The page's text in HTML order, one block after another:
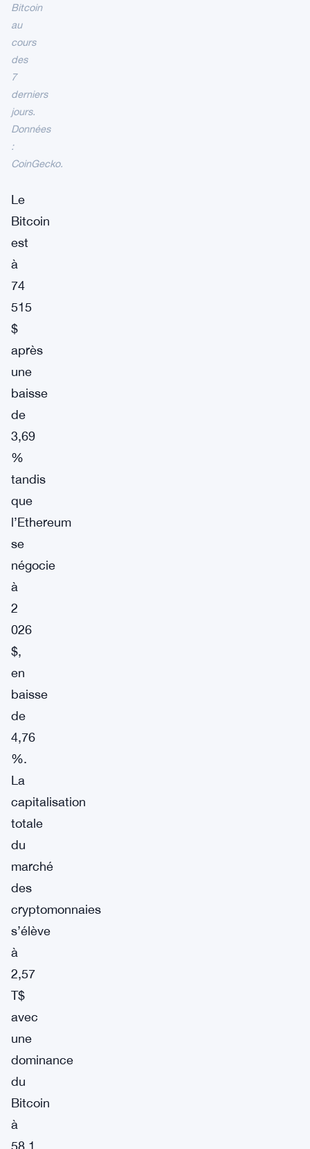
Bitcoin
au
cours
des
7
derniers
jours.
Données
:
CoinGecko.
Le
Bitcoin
est
à
74
515
$
après
une
baisse
de
3,69
%
tandis
que
l’Ethereum
se
négocie
à
2
026
$,
en
baisse
de
4,76
%.
La
capitalisation
totale
du
marché
des
cryptomonnaies
s’élève
à
2,57
T$
avec
une
dominance
du
Bitcoin
à
58,1